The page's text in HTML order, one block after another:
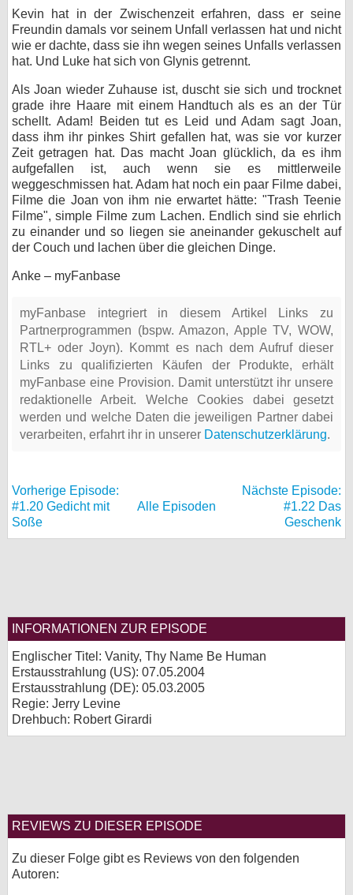
Kevin hat in der Zwischenzeit erfahren, dass er seine
Freundin damals vor seinem Unfall verlassen hat und nicht
wie er dachte, dass sie ihn wegen seines Unfalls verlassen
hat. Und Luke hat sich von Glynis getrennt.
Als Joan wieder Zuhause ist, duscht sie sich und trocknet
grade ihre Haare mit einem Handtuch als es an der Tür
schellt. Adam! Beiden tut es Leid und Adam sagt Joan,
dass ihm ihr pinkes Shirt gefallen hat, was sie vor kurzer
Zeit getragen hat. Das macht Joan glücklich, da es ihm
aufgefallen ist, auch wenn sie es mittlerweile
weggeschmissen hat. Adam hat noch ein paar Filme dabei,
Filme die Joan von ihm nie erwartet hätte: "Trash Teenie
Filme", simple Filme zum Lachen. Endlich sind sie ehrlich
zu einander und so liegen sie aneinander gekuschelt auf
der Couch und lachen über die gleichen Dinge.
Anke – myFanbase
myFanbase integriert in diesem Artikel Links zu
Partnerprogrammen (bspw. Amazon, Apple TV, WOW,
RTL+ oder Joyn). Kommt es nach dem Aufruf dieser
Links zu qualifizierten Käufen der Produkte, erhält
myFanbase eine Provision. Damit unterstützt ihr unsere
redaktionelle Arbeit. Welche Cookies dabei gesetzt
werden und welche Daten die jeweiligen Partner dabei
verarbeiten, erfahrt ihr in unserer Datenschutzerklärung.
Vorherige Episode:
#1.20 Gedicht mit
Soße
Alle Episoden
Nächste Episode:
#1.22 Das
Geschenk
INFORMATIONEN ZUR EPISODE
Englischer Titel: Vanity, Thy Name Be Human
Erstausstrahlung (US): 07.05.2004
Erstausstrahlung (DE): 05.03.2005
Regie: Jerry Levine
Drehbuch: Robert Girardi
REVIEWS ZU DIESER EPISODE
Zu dieser Folge gibt es Reviews von den folgenden
Autoren: